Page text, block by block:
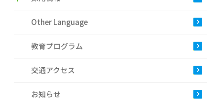
Other Language
教育プログラム
交通アクセス
お知らせ